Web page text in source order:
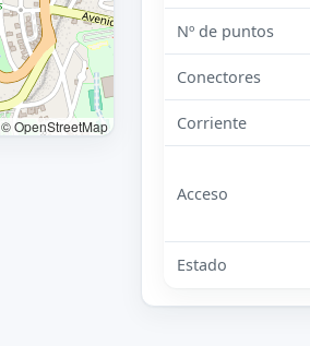
© OpenStreetMap
Nº de puntos
Conectores
Corriente
Acceso
Estado